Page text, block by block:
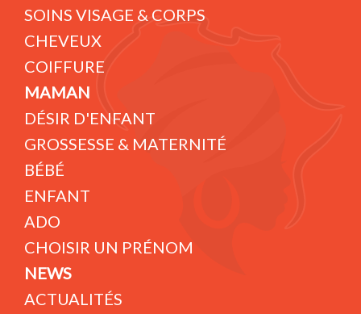
SOINS VISAGE & CORPS
CHEVEUX
COIFFURE
MAMAN
DÉSIR D'ENFANT
GROSSESSE & MATERNITÉ
BÉBÉ
ENFANT
ADO
CHOISIR UN PRÉNOM
NEWS
ACTUALITÉS